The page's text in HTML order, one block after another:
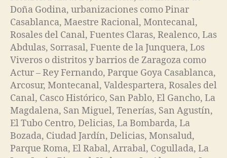
Doña Godina, urbanizaciones como Pinar
Casablanca, Maestre Racional, Montecanal,
Rosales del Canal, Fuentes Claras, Realenco, Las
Abdulas, Sorrasal, Fuente de la Junquera, Los
Viveros o distritos y barrios de Zaragoza como
Actur – Rey Fernando, Parque Goya Casablanca,
Arcosur, Montecanal, Valdespartera, Rosales del
Canal, Casco Histórico, San Pablo, El Gancho, La
Magdalena, San Miguel, Tenerías, San Agustín,
El Tubo Centro, Delicias, La Bombarda, La
Bozada, Ciudad Jardín, Delicias, Monsalud,
Parque Roma, El Rabal, Arrabal, Cogullada, La